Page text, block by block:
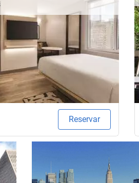
Reservar